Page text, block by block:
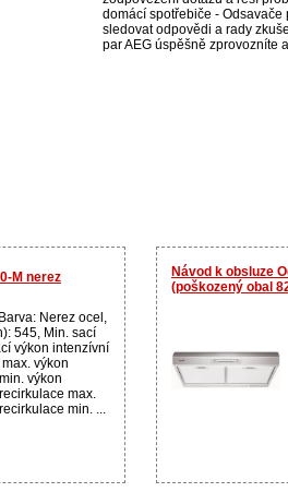
domácí spotřebiče -
sledovat odpovědi a rady
par AEG úspěšně zprovozníte
M nerez
Nerez ocel,
545, Min. sací
výkon intenzívní
výkon
výkon
max.
min. ...
Návod k obsluze
(poškozený obal